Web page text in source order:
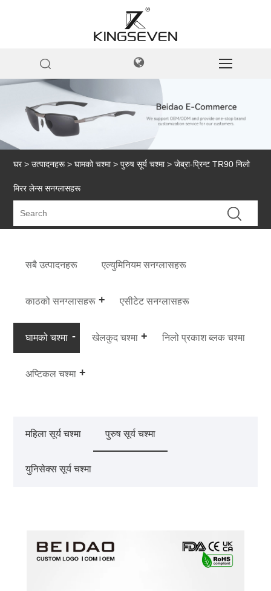
घर > उत्पादनहरू>घामको चश्मा>पुरुष सूर्य चश्मा> जेब्रा-प्रिन्ट TR90 निलो
मिरर लेन्स सनग्लासहरू
सबै उत्पादनहरू एल्युमिनियम सनग्लासहरू
काठको सनग्लासहरू एसीटेट सनग्लासहरू
घामको चश्मा खेलकुद चश्मा निलो प्रकाश ब्लक चश्मा
अप्टिकल चश्मा
महिला सूर्य चश्मा पुरुष सूर्य चश्मा
युनिसेक्स सूर्य चश्मा